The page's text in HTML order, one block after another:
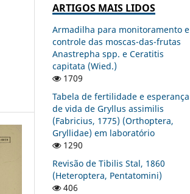
ARTIGOS MAIS LIDOS
Armadilha para monitoramento e
controle das moscas-das-frutas
Anastrepha spp. e Ceratitis
capitata (Wied.)
1709
Tabela de fertilidade e esperança
de vida de Gryllus assimilis
(Fabricius, 1775) (Orthoptera,
Gryllidae) em laboratório
1290
Revisão de Tibilis Stal, 1860
(Heteroptera, Pentatomini)
406